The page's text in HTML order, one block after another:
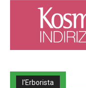
l’Erborista